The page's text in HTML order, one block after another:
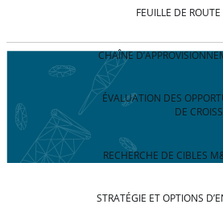
FEUILLE DE
CHAÎNE
ÉVALUATION DES
DE
RECHERCHE DE CIBLES
STRATÉGIE ET OPTIONS